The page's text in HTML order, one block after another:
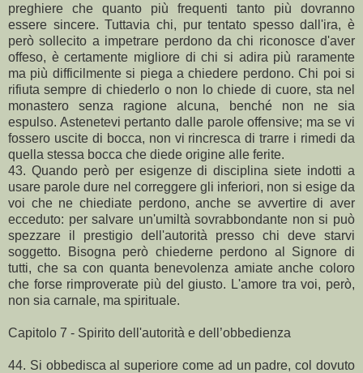
preghiere che quanto più frequenti tanto più dovranno
essere sincere. Tuttavia chi, pur tentato spesso dall'ira, è
però sollecito a impetrare perdono da chi riconosce d'aver
offeso, è certamente migliore di chi si adira più raramente
ma più difficilmente si piega a chiedere perdono. Chi poi si
rifiuta sempre di chiederlo o non lo chiede di cuore, sta nel
monastero senza ragione alcuna, benché non ne sia
espulso. Astenetevi pertanto dalle parole offensive; ma se vi
fossero uscite di bocca, non vi rincresca di trarre i rimedi da
quella stessa bocca che diede origine alle ferite.
43. Quando però per esigenze di disciplina siete indotti a
usare parole dure nel correggere gli inferiori, non si esige da
voi che ne chiediate perdono, anche se avvertire di aver
ecceduto: per salvare un'umiltà sovrabbondante non si può
spezzare il prestigio dell'autorità presso chi deve starvi
soggetto. Bisogna però chiederne perdono al Signore di
tutti, che sa con quanta benevolenza amiate anche coloro
che forse rimproverate più del giusto. L'amore tra voi, però,
non sia carnale, ma spirituale.
Capitolo 7 - Spirito dell'autorità e dell’obbedienza
44. Si obbedisca al superiore come ad un padre, col dovuto